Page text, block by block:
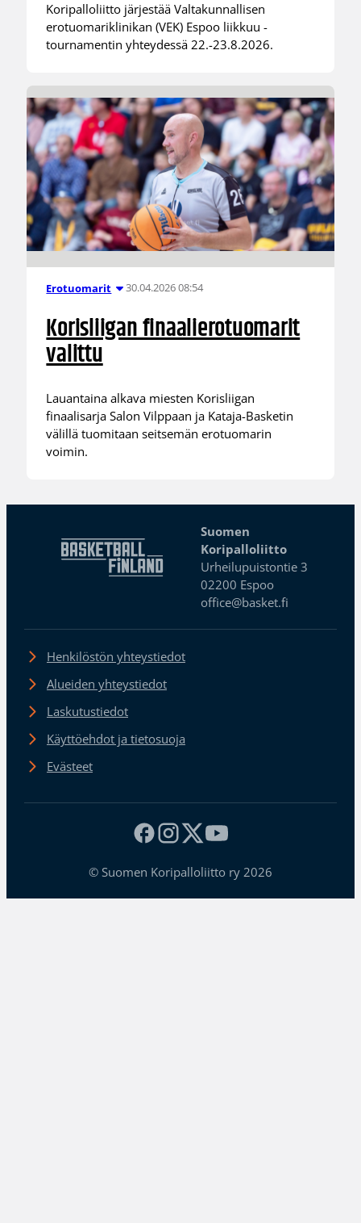
Koripalloliitto järjestää Valtakunnallisen
erotuomariklinikan (VEK) Espoo liikkuu -
tournamentin yhteydessä 22.-23.8.2026.
Erotuomarit 30.04.2026 08:54
Korisliigan finaalierotuomarit
valittu
Lauantaina alkava miesten Korisliigan
finaalisarja Salon Vilppaan ja Kataja-Basketin
välillä tuomitaan seitsemän erotuomarin
voimin.
Suomen
Koripalloliitto
Urheilupuistontie 3
02200 Espoo
office@basket.fi
Henkilöstön yhteystiedot
Alueiden yhteystiedot
Laskutustiedot
Käyttöehdot ja tietosuoja
Evästeet
© Suomen Koripalloliitto ry 2026